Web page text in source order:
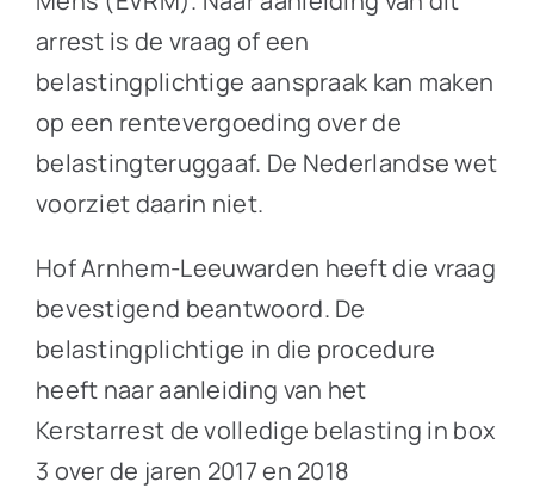
arrest is de vraag of een
belastingplichtige aanspraak kan maken
op een rentevergoeding over de
belastingteruggaaf. De Nederlandse wet
voorziet daarin niet.
Hof Arnhem-Leeuwarden heeft die vraag
bevestigend beantwoord. De
belastingplichtige in die procedure
heeft naar aanleiding van het
Kerstarrest de volledige belasting in box
3 over de jaren 2017 en 2018